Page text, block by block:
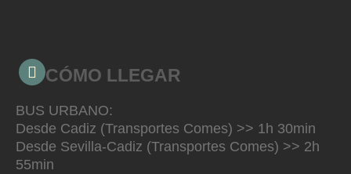
CÓMO LLEGAR
BUS URBANO:
Desde Cadiz (Transportes Comes) >> 1h 30min
Desde Sevilla-Cadiz (Transportes Comes) >> 2h
55min